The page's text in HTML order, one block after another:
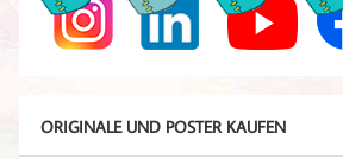
ORIGINALE UND POSTER KAUFEN